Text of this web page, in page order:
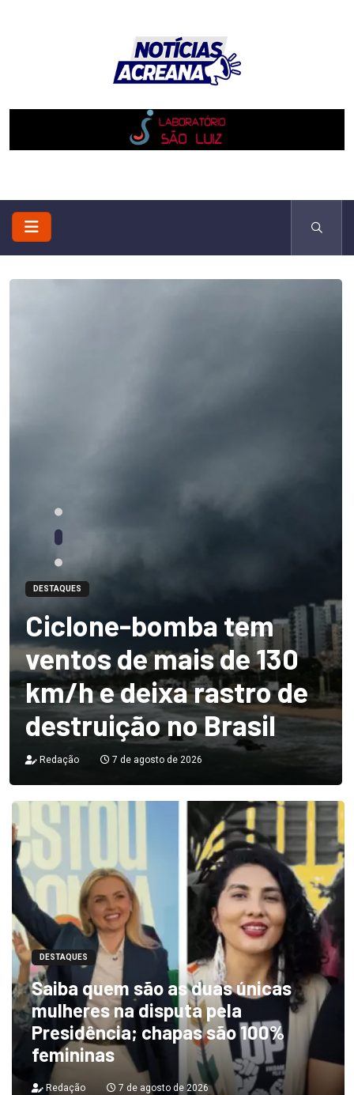
DESTAQUES
Ciclone-bomba tem
ventos de mais de 130
km/h e deixa rastro de
destruição no Brasil
Redação 7 de agosto de 2026
DESTAQUES
Saiba quem são as duas únicas
mulheres na disputa pela
Presidência; chapas são 100%
femininas
Redação 7 de agosto de 2026